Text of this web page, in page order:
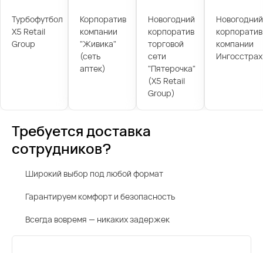
Турбофутбол
X5 Retail
Group
Корпоратив
компании
"Живика"
(сеть
аптек)
Новогодний
корпоратив
торговой
сети
"Пятерочка"
(X5 Retail
Group)
Новогодний
корпоратив
компании
Ингосстрах
Требуется доставка
сотрудников?
Широкий выбор под любой формат
Гарантируем комфорт и безопасность
Всегда вовремя — никаких задержек